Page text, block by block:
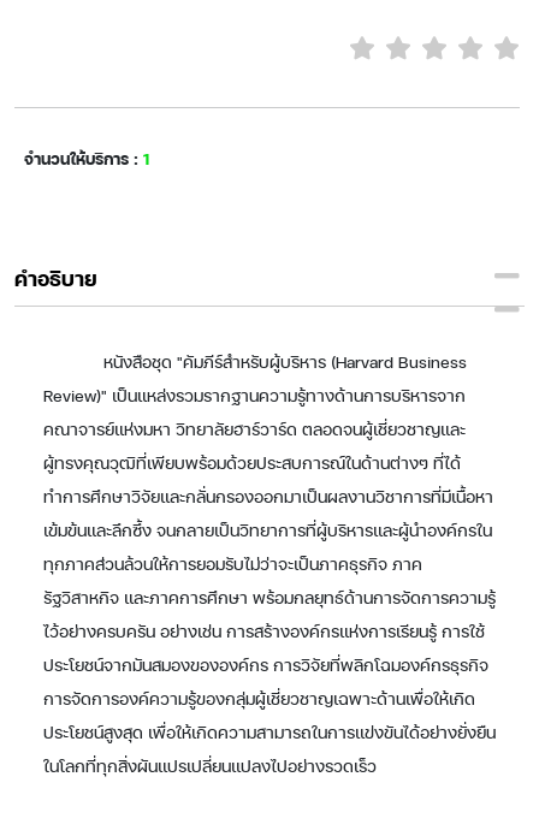
จำนวนให้บริการ : 1
คำอธิบาย
หนังสือชุด "คัมภีร์สำหรับผู้บริหาร (Harvard Business
Review)" เป็นแหล่งรวมรากฐานความรู้ทางด้านการบริหารจาก
คณาจารย์แห่งมหา วิทยาลัยฮาร์วาร์ด ตลอดจนผู้เชี่ยวชาญและ
ผู้ทรงคุณวุฒิที่เพียบพร้อมด้วยประสบการณ์ในด้านต่างๆ ที่ได้
ทำการศึกษาวิจัยและกลั่นกรองออกมาเป็นผลงานวิชาการที่มีเนื้อหา
เข้มข้นและลึกซึ้ง จนกลายเป็นวิทยาการที่ผู้บริหารและผู้นำองค์กรใน
ทุกภาคส่วนล้วนให้การยอมรับไม่ว่าจะเป็นภาคธุรกิจ ภาค
รัฐวิสาหกิจ และภาคการศึกษา พร้อมกลยุทธ์ด้านการจัดการความรู้
ไว้อย่างครบครัน อย่างเช่น การสร้างองค์กรแห่งการเรียนรู้ การใช้
ประโยชน์จากมันสมองขององค์กร การวิจัยที่พลิกโฉมองค์กรธุรกิจ
การจัดการองค์ความรู้ของกลุ่มผู้เชี่ยวชาญเฉพาะด้านเพื่อให้เกิด
ประโยชน์สูงสุด เพื่อให้เกิดความสามารถในการเเข่งขันได้อย่างยั่งยืน
ในโลกที่ทุกสิ่งผันเเปรเปลี่ยนเเปลงไปอย่างรวดเร็ว